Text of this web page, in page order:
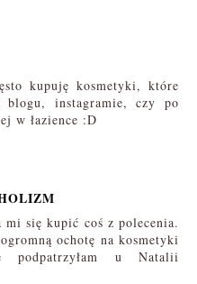
kupuję kosmetyki, które
instagramie, czy po
w łazience :D
mi się kupić coś z polecenia.
ochotę na kosmetyki
u Natalii